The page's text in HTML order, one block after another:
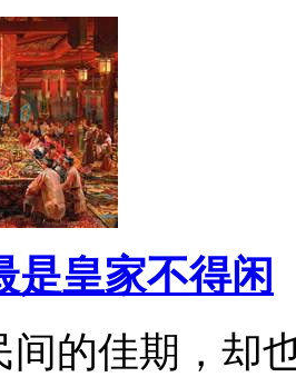
是皇家不得闲
间的佳期，却